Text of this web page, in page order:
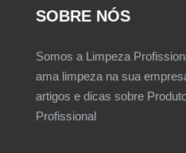
SOBRE NÓS
Somos a Limpeza
ama limpeza na sua
artigos e dicas sobre
Profissional